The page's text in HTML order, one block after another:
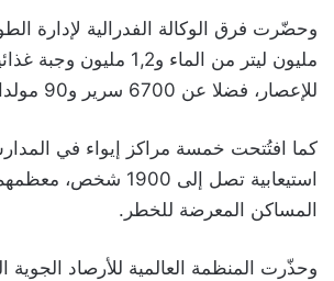
وحضّرت فرق الوكالة الفدرالية لإدارة
مليون ليتر من الماء و1,2 مليون
للإعصار، فضلا عن 6700 سرير و90 مولدا كهربائيا.
كما افتُتحت خمسة مراكز إيواء في
استيعابية تصل إلى 1900
المساكن المعرضة للخطر.
وحذّرت المنظمة العالمية للأرصاد